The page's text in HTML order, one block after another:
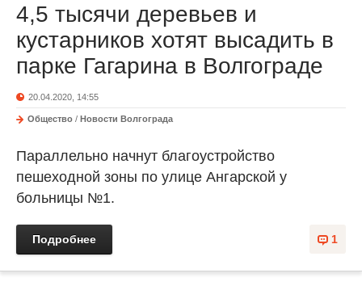
4,5 тысячи деревьев и
кустарников хотят высадить в
парке Гагарина в Волгограде
20.04.2020, 14:55
Общество / Новости Волгограда
Параллельно начнут благоустройство
пешеходной зоны по улице Ангарской у
больницы №1.
1
Подробнее